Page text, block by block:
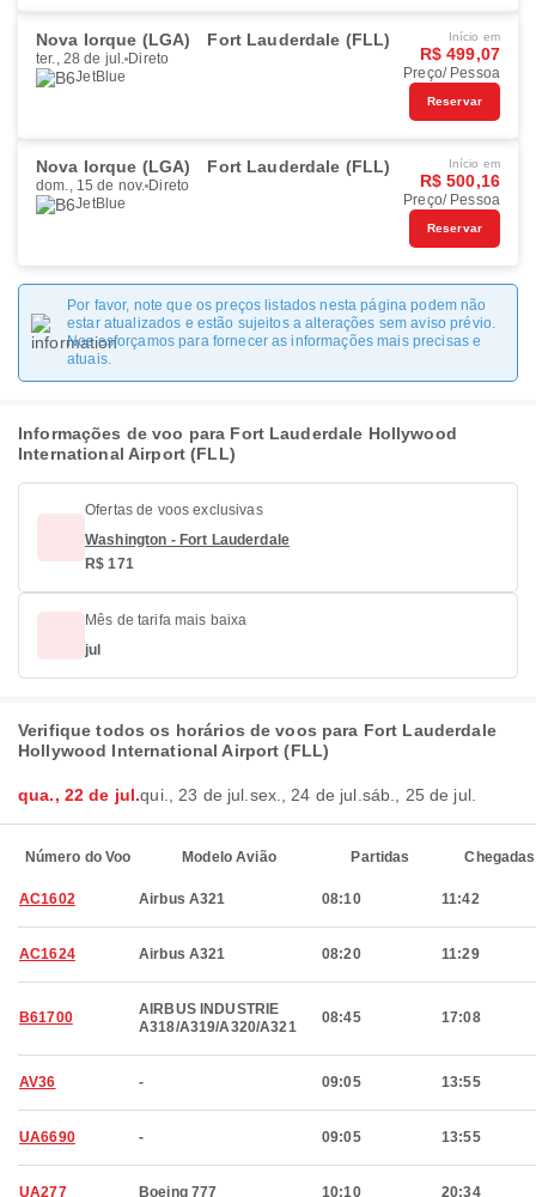
Nova Iorque (LGA) Fort Lauderdale (FLL)
ter., 28 de jul. Direto
JetBlue
Início em
R$ 499,07
Preço/ Pessoa
Reservar
Nova Iorque (LGA) Fort Lauderdale (FLL)
dom., 15 de nov. Direto
JetBlue
Início em
R$ 500,16
Preço/ Pessoa
Reservar
Por favor, note que os preços listados nesta página podem não
estar atualizados e estão sujeitos a alterações sem aviso prévio.
Nos esforçamos para fornecer as informações mais precisas e
atuais.
Informações de voo para Fort Lauderdale Hollywood
International Airport (FLL)
Ofertas de voos exclusivas
Washington - Fort Lauderdale
R$ 171
Mês de tarifa mais baixa
jul
Verifique todos os horários de voos para Fort Lauderdale
Hollywood International Airport (FLL)
qua., 22 de jul.qui., 23 de jul. sex., 24 de jul. sáb., 25 de jul.
Número do Voo Modelo Avião Partidas Chegadas
AC1602 Airbus A321 08:10 11:42
AC1624 Airbus A321 08:20 11:29
B61700
AIRBUS INDUSTRIE
A318/A319/A320/A321
08:45 17:08
AV36 - 09:05 13:55
UA6690 - 09:05 13:55
UA277 Boeing 777 10:10 20:34